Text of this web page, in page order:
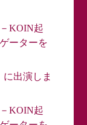
KOIN起
ーターを
に出演しま
KOIN起